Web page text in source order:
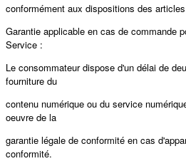
conformément aux dispositions des
Garantie applicable en cas de commande
Service :
Le consommateur dispose d'un délai de
fourniture du
contenu numérique ou du service
oeuvre de la
garantie légale de conformité en cas
conformité.